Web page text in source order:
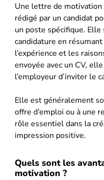
Une lettre de
rédigé par un candidat
un poste spécifique.
candidature en
l’expérience et les
envoyée avec un CV,
l’employeur d’inviter le
Elle est généralement
offre d’emploi ou à une
rôle essentiel dans la
impression positive.
Quels sont les
motivation ?